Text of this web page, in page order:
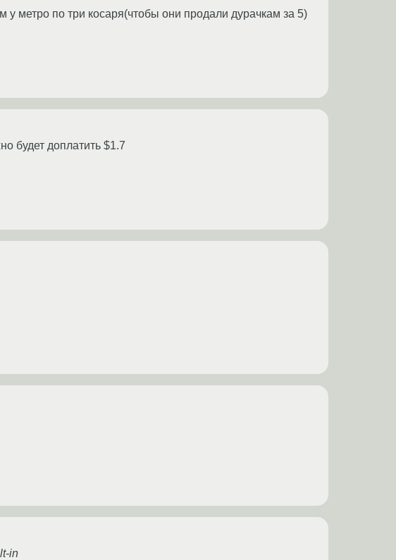
у метро по три косаря(чтобы они продали дурачкам за 5)
будет доплатить $1.7
in